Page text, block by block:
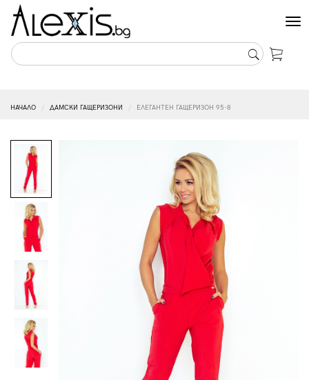
НАЧАЛО ДАМСКИ ГАЩЕРИЗОНИ ЕЛЕГАНТЕН ГАЩЕРИЗОН 95-8